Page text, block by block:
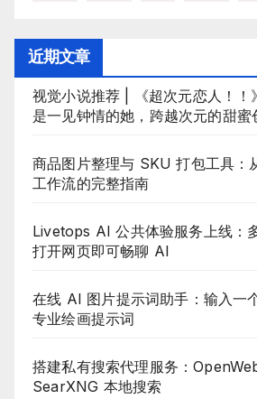
近期文章
视觉小说推荐 | 《超次元恋人！！
是一见钟情的她，跨越次元的甜蜜
商品图片整理与 SKU 打包工具：
工作流的完整指南
Livetops AI 公共体验服务上线：
打开网页即可畅聊 AI
在线 AI 图片提示词助手：输入一
专业绘画提示词
搭建私有搜索代理服务：
SearXNG 本地搜索